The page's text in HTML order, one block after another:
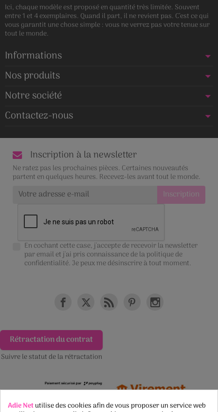
Ici, chaque modèle est proposé en quantité très limitée. Souvent
entre 1 et 4 exemplaires. Quand il part, il ne revient pas. C’est ce qui
vous garantit une chose simple : vous ne verrez pas votre tenue sur
tout le monde.
Informations
Nos produits
Notre société
Contactez-nous
Inscription à la newsletter
Ne ratez pas les prochaines pièces. Certaines nouveautés
partent en quelques heures. Recevez-les avant tout le monde.
En cochant cette case, j'accepte de recevoir la newsletter
par email et j'ai pris connaissance de lapolitique de
confidentialité. Je peux me désinscrire à tout moment.
Rétractation du contrat
Suivre le statut de la rétractation
Adie Netutilise des cookies afin de vous proposer un service web